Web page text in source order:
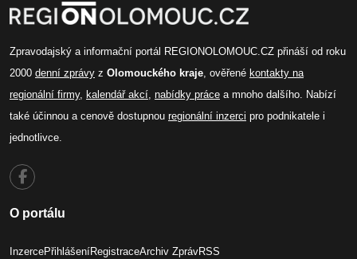
Zpravodajský a informační portál REGIONOLOMOUC.CZ přináší od roku
2000 denní zprávy z Olomouckého kraje, ověřené kontakty na
regionální firmy, kalendář akcí, nabídky práce a mnoho dalšího. Nabízí
také účinnou a cenově dostupnou regionální inzerci pro podnikatele i
jednotlivce.
O portálu
InzercePřihlášeníRegistraceArchiv ZprávRSS